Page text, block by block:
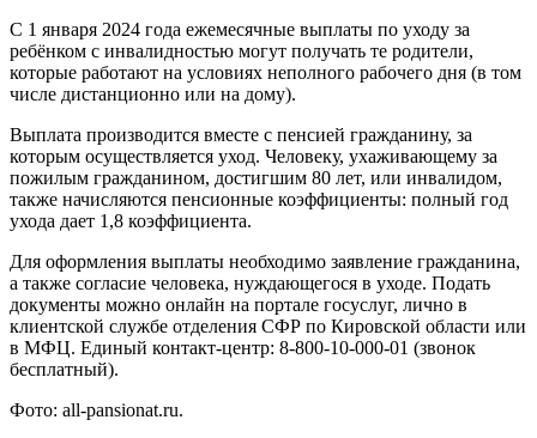
С 1 января 2024 года ежемесячные выплаты по уходу за
ребёнком с инвалидностью могут получать те родители,
которые работают на условиях неполного рабочего дня (в том
числе дистанционно или на дому).
Выплата производится вместе с пенсией гражданину, за
которым осуществляется уход. Человеку, ухаживающему за
пожилым гражданином, достигшим 80 лет, или инвалидом,
также начисляются пенсионные коэффициенты: полный год
ухода дает 1,8 коэффициента.
Для оформления выплаты необходимо заявление гражданина,
а также согласие человека, нуждающегося в уходе. Подать
документы можно онлайн на портале госуслуг, лично в
клиентской службе отделения СФР по Кировской области или
в МФЦ. Единый контакт-центр: 8-800-10-000-01 (звонок
бесплатный).
Фото: all-pansionat.ru.